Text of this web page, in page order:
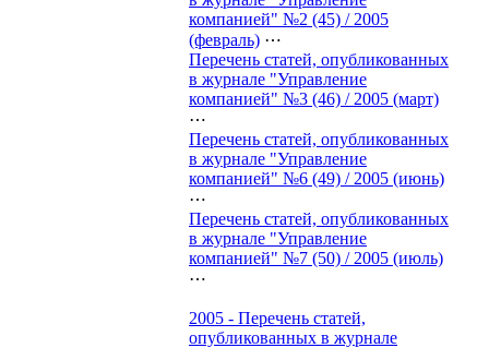
компанией" №2 (45) / 2005
(февраль) ⋯
Перечень статей, опубликованных
в журнале "Управление
компанией" №3 (46) / 2005 (март)
⋯
Перечень статей, опубликованных
в журнале "Управление
компанией" №6 (49) / 2005 (июнь)
⋯
Перечень статей, опубликованных
в журнале "Управление
компанией" №7 (50) / 2005 (июль)
⋯
2005 - Перечень статей,
опубликованных в журнале